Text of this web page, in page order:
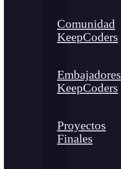
Comunidad
KeepCoders
Embajadores
KeepCoders
Proyectos
Finales